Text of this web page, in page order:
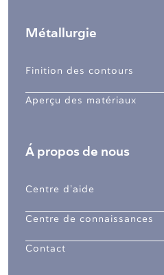
Métallurgie
Finition des contours
Aperçu des matériaux
Á propos de nous
Centre d’aide
Centre de connaissances
Contact